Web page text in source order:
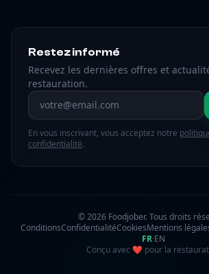
Restez informé
Recevez les dernières offres et
restauration.
Adresse email
En vous inscrivant, vous acceptez notre
confidentialité.
© 2026 Foodjober. Tous droits
ConditionsConfidentialitéCookiesMentions
FR·EN
Conçu avec ❤ amour
pour la